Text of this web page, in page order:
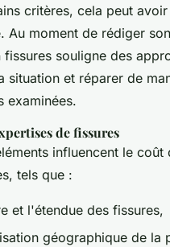
critères, cela peut
Au moment de rédiger
fissures souligne des
situation et réparer de
examinées.
de fissures
influencent le
tels que :
et l'étendue des fissures,
géographique de la